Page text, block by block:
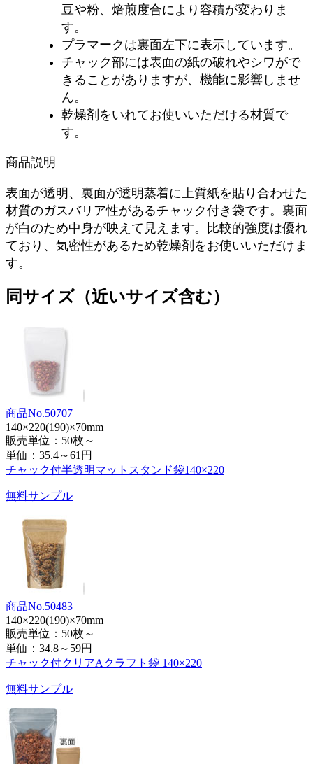
豆や粉、焙煎度合により容積が変わりま
す。
プラマークは裏面左下に表示しています。
チャック部には表面の紙の破れやシワがで
きることがありますが、機能に影響しませ
ん。
乾燥剤をいれてお使いいただける材質で
す。
商品説明
表面が透明、裏面が透明蒸着に上質紙を貼り合わせた
材質のガスバリア性があるチャック付き袋です。裏面
が白のため中身が映えて見えます。比較的強度は優れ
ており、気密性があるため乾燥剤をお使いいただけま
す。
同サイズ（近いサイズ含む）
商品No.50707
140×220(190)×70mm
販売単位：50枚～
単価： 35.4～61円
チャック付半透明マットスタンド袋140×220
無料サンプル
商品No.50483
140×220(190)×70mm
販売単位：50枚～
単価： 34.8～59円
チャック付クリアAクラフト袋 140×220
無料サンプル